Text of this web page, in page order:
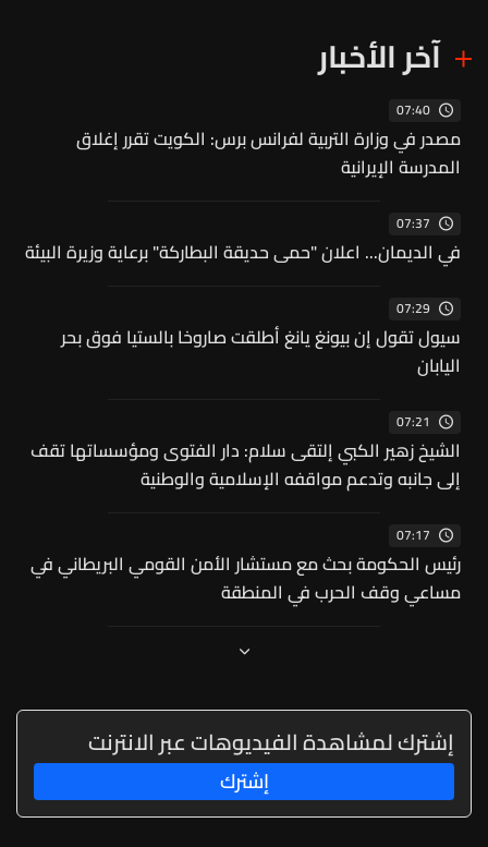
آخر الأخبار
07:40
مصدر في وزارة التربية لفرانس برس: الكويت تقرر إغلاق
المدرسة الإيرانية
07:37
في الديمان... اعلان "حمى حديقة البطاركة" برعاية وزيرة البيئة
07:29
سيول تقول إن بيونغ يانغ أطلقت صاروخا بالستيا فوق بحر
اليابان
07:21
الشيخ زهير الكبي إلتقى سلام: دار الفتوى ومؤسساتها تقف
إلى جانبه وتدعم مواقفه الإسلامية والوطنية
07:17
رئيس الحكومة بحث مع مستشار الأمن القومي البريطاني في
مساعي وقف الحرب في المنطقة
إشترك لمشاهدة الفيديوهات عبر الانترنت
إشترك